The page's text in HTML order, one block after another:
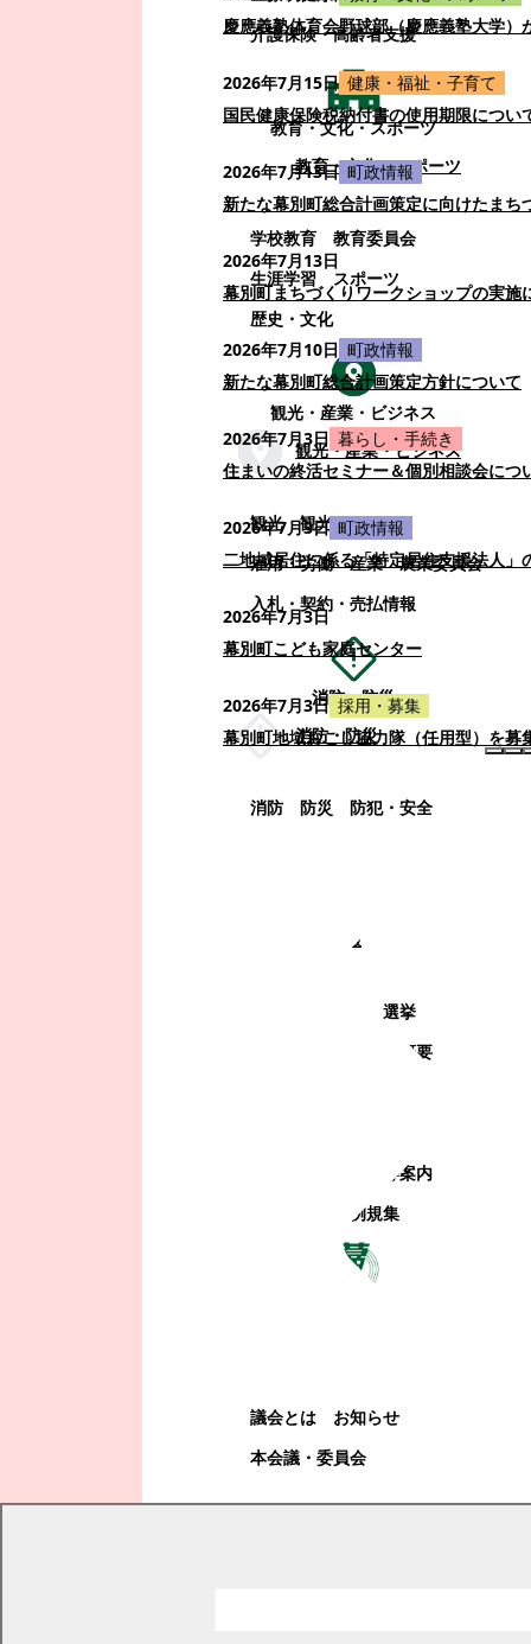
介護保険・高齢者支援
教育・文化・スポーツ
教育・文化・スポーツ
学校教育
教育委員会
生涯学習
スポーツ
歴史・文化
観光・産業・ビジネス
観光・産業・ビジネス
観光
観光・イベント
雇用・労働
産業
農業委員会
入札・契約・売払情報
消防・防災
消防・防災
消防 防災 防犯・安全
町政情報
選挙
町の概要
観光地・公共施設等案内
電子掲示場・例規集
議会とは
お知らせ
本会議・委員会
慶應義塾体育会野球部（慶應義塾大学）
2026年7月15日 健康・福祉・子育て
国民健康保険税納付書の使用期限につい
2026年7月13日 町政情報
新たな幕別町総合計画策定に向けたまち
2026年7月13日
幕別町まちづくりワークショップの実施
2026年7月10日 町政情報
新たな幕別町総合計画策定方針について
2026年7月3日 暮らし・手続き
住まいの終活セミナー＆個別相談会につ
2026年7月3日 町政情報
二地域居住に係る「特定居住支援法人」
2026年7月3日
幕別町こども家庭センター
2026年7月3日 採用・募集
幕別町地域おこし協力隊（任用型）を募